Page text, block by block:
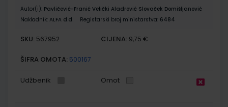
Autor(i): Pavličević-Franić Velički Aladrović Slovaček Domišljanović
Nakladnik: ALFA d.d. Registarski broj ministarstva: 6484
SKU: 567952 CIJENA: 9,75 €
ŠIFRA OMOTA: 500167
Udžbenik Omot